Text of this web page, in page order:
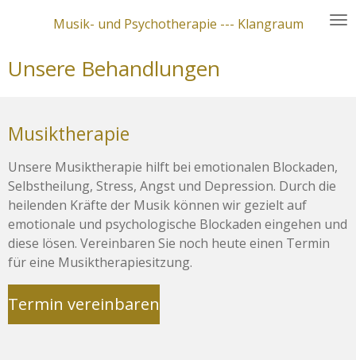
Musik- und Psychotherapie --- Klangraum
Unsere Behandlungen
Musiktherapie
Unsere Musiktherapie hilft bei emotionalen Blockaden,
Selbstheilung, Stress, Angst und Depression. Durch die
heilenden Kräfte der Musik können wir gezielt auf
emotionale und psychologische Blockaden eingehen und
diese lösen. Vereinbaren Sie noch heute einen Termin
für eine Musiktherapiesitzung.
Termin vereinbaren